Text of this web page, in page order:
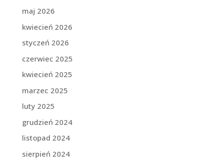
maj 2026
kwiecień 2026
styczeń 2026
czerwiec 2025
kwiecień 2025
marzec 2025
luty 2025
grudzień 2024
listopad 2024
sierpień 2024